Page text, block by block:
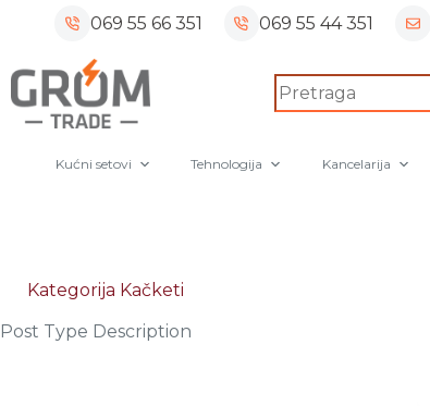
069 55 66 351 069 55 44 351
No
results
Kućni setovi Tehnologija Kancelarija
Kategorija Kačketi
Post Type Description